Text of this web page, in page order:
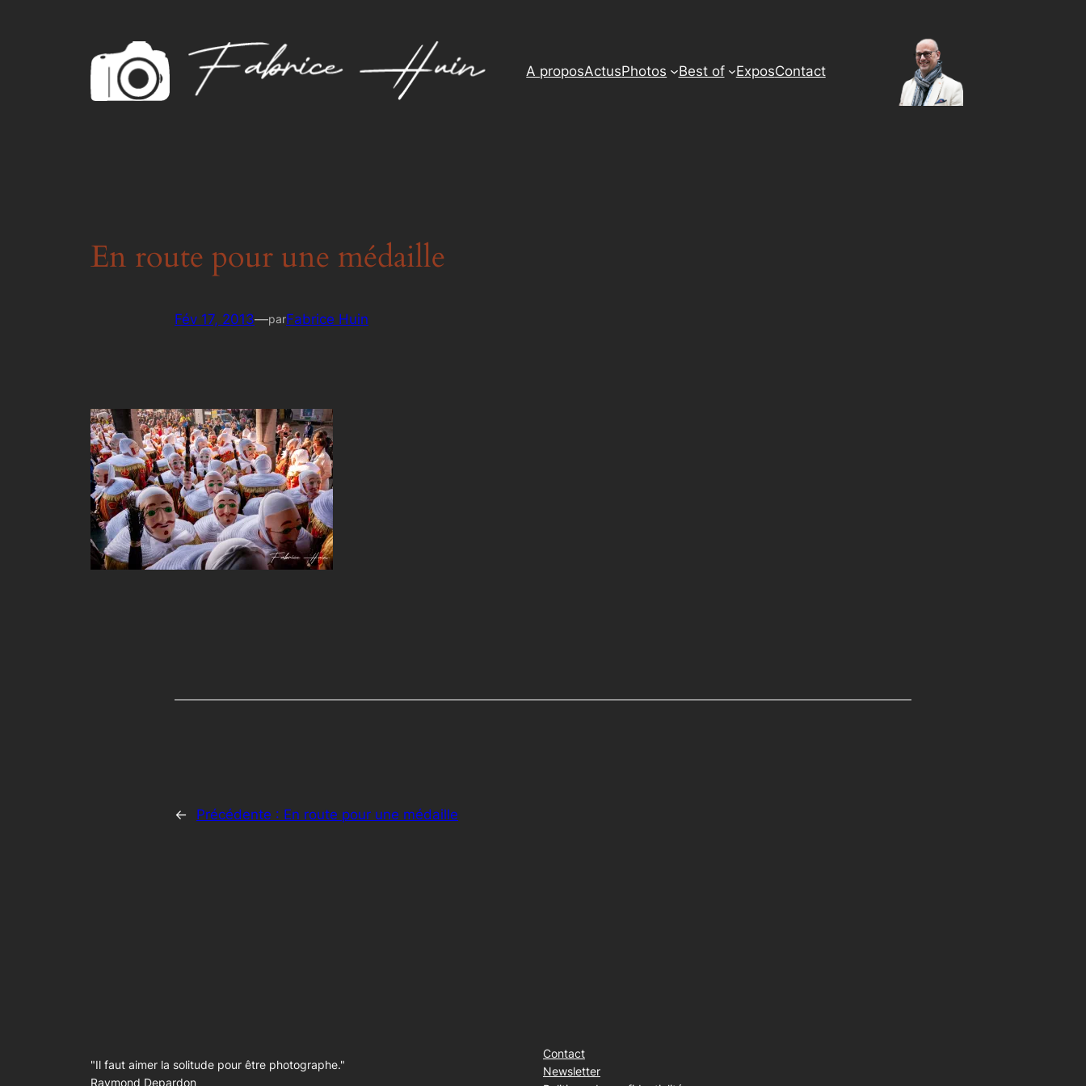
A proposActusPhotos Best of ExposContact
En route pour une médaille
Fév 17, 2013—parFabrice Huin
← Précédente : En route pour une médaille
"Il faut aimer la solitude pour être photographe."
Raymond Depardon
Contact
Newsletter